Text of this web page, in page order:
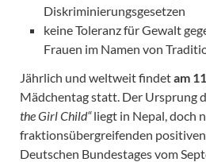
Diskriminierungsgesetzen
keine Toleranz für Gewalt
Frauen im Namen von
Jährlich und weltweit findetam
Mädchentag statt. Der Ursprung
the Girl Child“liegt in Nepal, doch
fraktionsübergreifenden positiven
Deutschen Bundestages vom